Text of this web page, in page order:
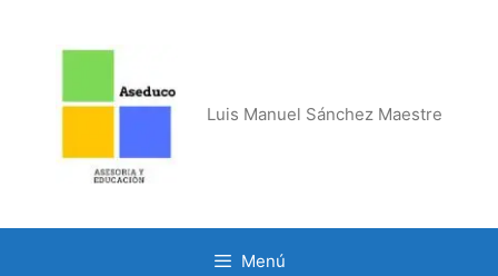
Luis Manuel Sánchez Maestre
Menú